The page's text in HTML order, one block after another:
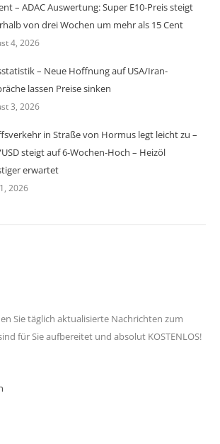
– ADAC Auswertung: Super E10-Preis steigt
von drei Wochen um mehr als 15 Cent
4, 2026
– Neue Hoffnung auf USA/Iran-
lassen Preise sinken
3, 2026
in Straße von Hormus legt leicht zu –
USD steigt auf 6-Wochen-Hoch – Heizöl
erwartet
2026
Sie täglich aktualisierte Nachrichten zum
für Sie aufbereitet und absolut KOSTENLOS!